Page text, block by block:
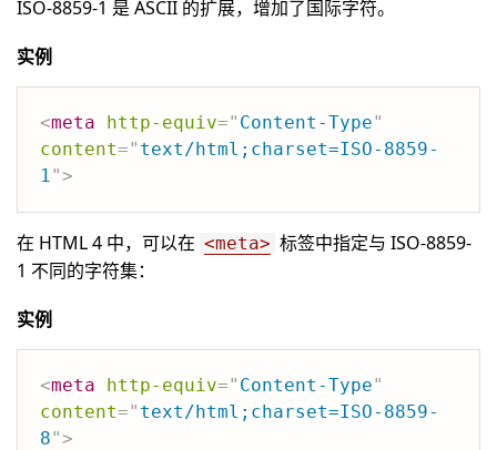
ISO-8859-1 是 ASCII 的扩展，增加了国际字符。
实例
<meta http-equiv=" Content-Type"
content=" text/html;charset=ISO-8859-
1">
在 HTML 4 中，可以在 <meta> 标签中指定与 ISO-8859-
1 不同的字符集：
实例
<meta http-equiv=" Content-Type"
content=" text/html;charset=ISO-8859-
8">